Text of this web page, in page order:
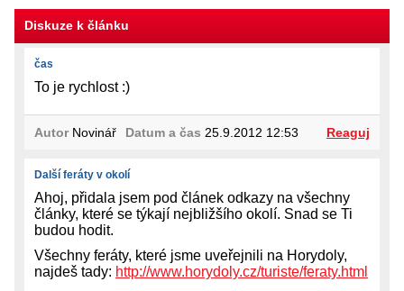
Diskuze k článku
čas
To je rychlost :)
AutorNovinář Datum a čas 25.9.2012 12:53 Reaguj
Další feráty v okolí
Ahoj, přidala jsem pod článek odkazy na všechny
články, které se týkají nejbližšího okolí. Snad se Ti
budou hodit.
Všechny feráty, které jsme uveřejnili na Horydoly,
najdeš tady: http://www.horydoly.cz/turiste/feraty.html